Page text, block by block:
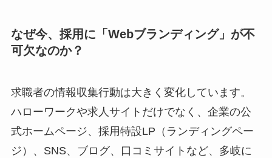
なぜ今、採用に「Webブランディング」が不
可欠なのか？
求職者の情報収集行動は大きく変化しています。
ハローワークや求人サイトだけでなく、企業の公
式ホームページ、採用特設LP（ランディングペー
ジ）、SNS、ブログ、口コミサイトなど、多岐に